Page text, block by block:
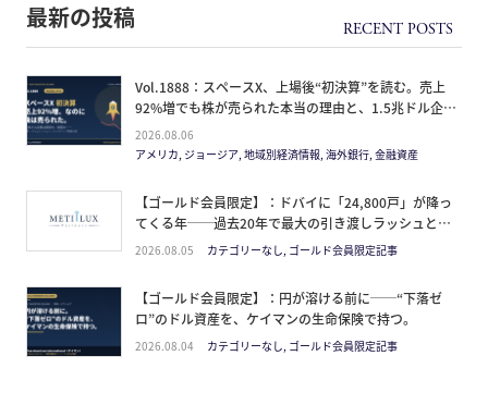
最新の投稿
Vol.1888：スペースX、上場後“初決算”を読む。売上
92%増でも株が売られた本当の理由と、1.5兆ドル企業
の買い方。
2026.08.06
アメリカ, ジョージア, 地域別経済情報, 海外銀行, 金融資産
【ゴールド会員限定】：ドバイに「24,800戸」が降っ
てくる年──過去20年で最大の引き渡しラッシュと、
ミサイルが崩した“安全神話”。2027年の供給ピーク
2026.08.05 カテゴリーなし, ゴールド会員限定記事
【ゴールド会員限定】：円が溶ける前に──“下落ゼ
ロ”のドル資産を、ケイマンの生命保険で持つ。
2026.08.04 カテゴリーなし, ゴールド会員限定記事